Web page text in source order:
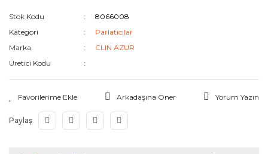
Stok Kodu
8066008
Kategori
Parlatıcılar
Marka
CLIN AZUR
Üretici Kodu
Arkadaşına Öner Yorum Yazın
Paylaş